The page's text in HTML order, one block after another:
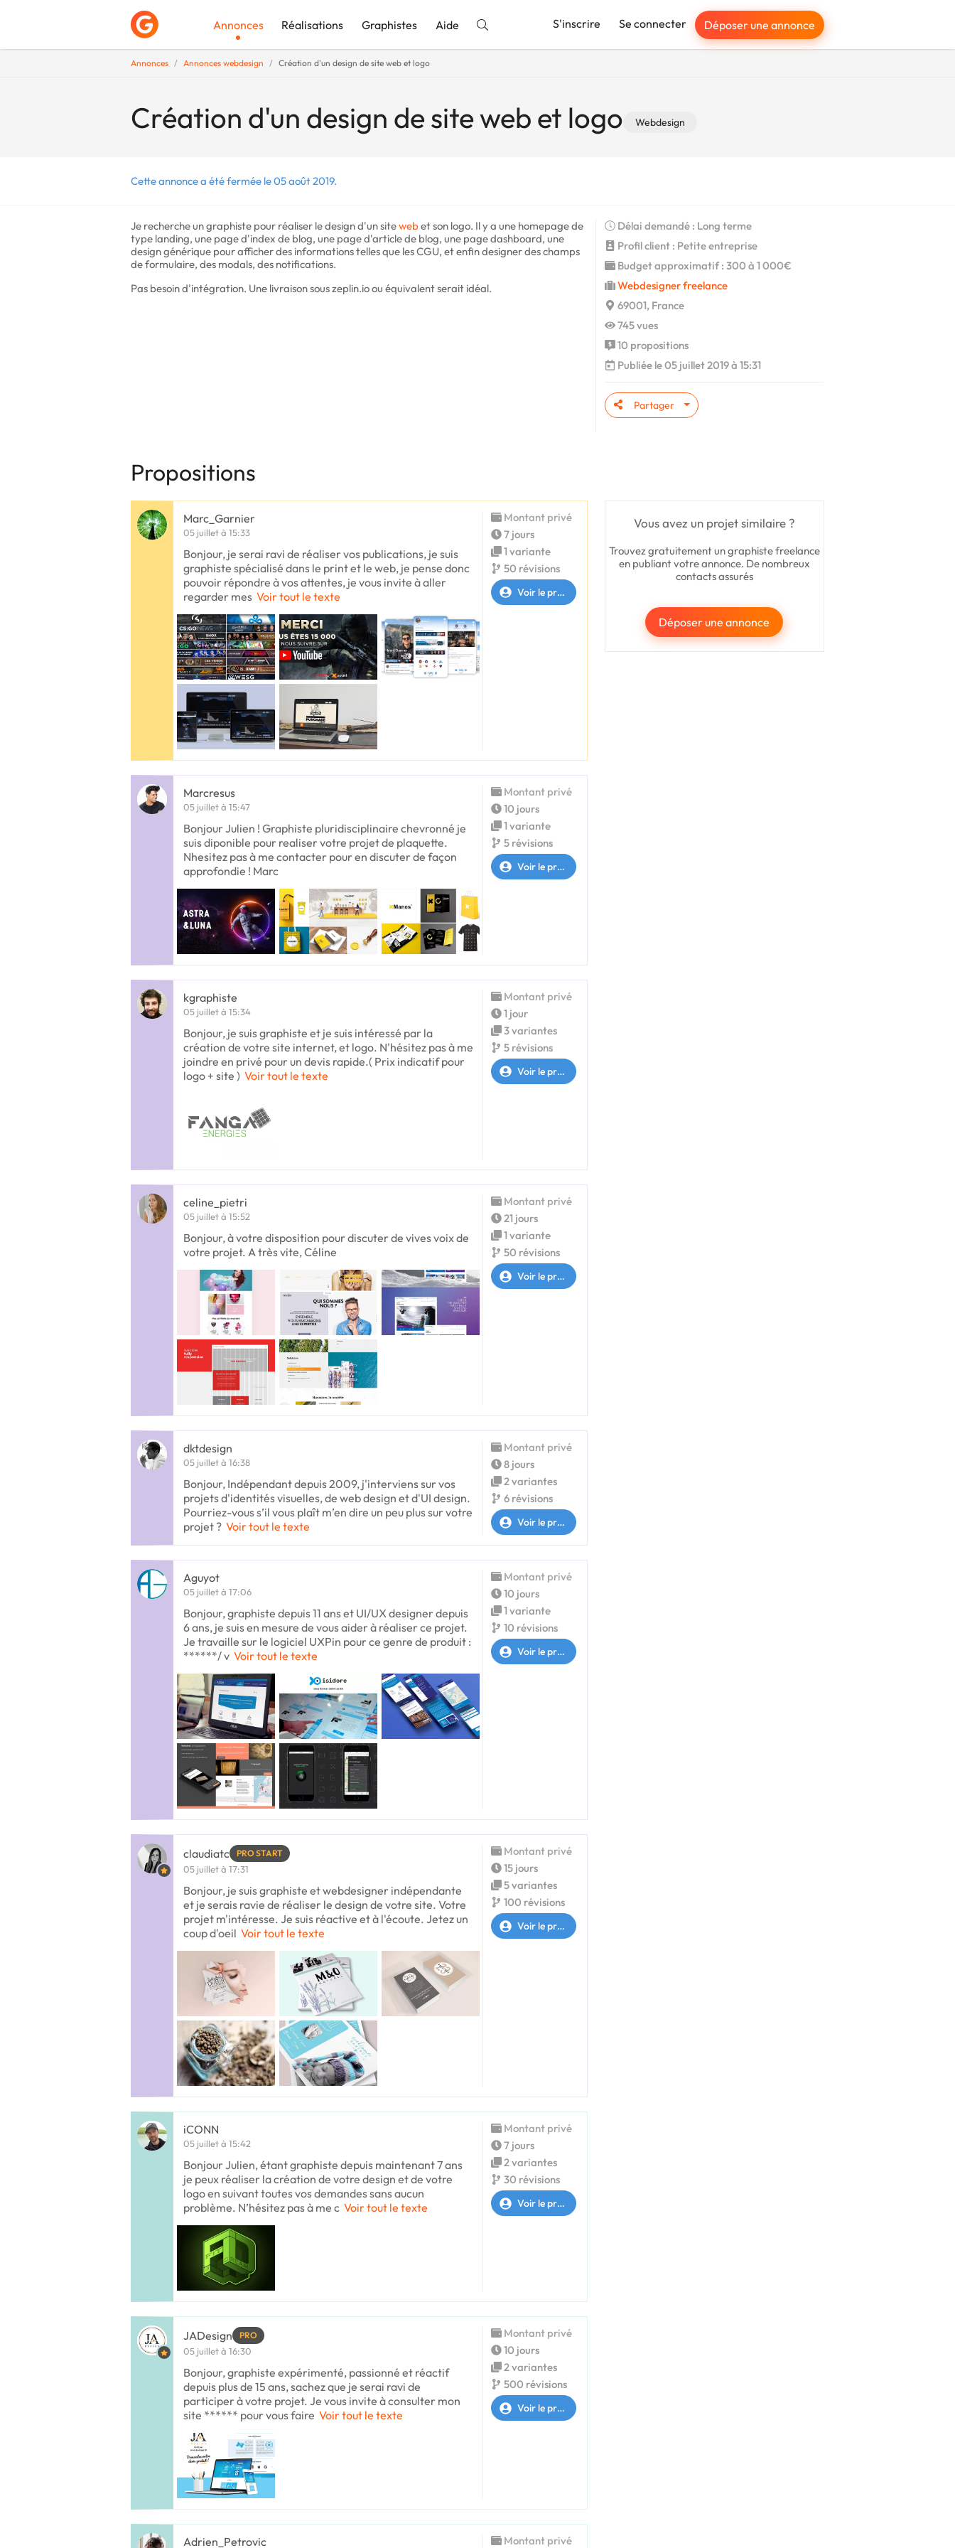
Annonces Réalisations Graphistes Aide S'inscrire Se connecter Déposer une annonce
Annonces Annonces webdesign Création d'un design de site web et logo
Création d'un design de site web et logo Webdesign
Cette annonce a été fermée le 05 août 2019.
Je recherche un graphiste pour réaliser le design d'un sitewebet son logo. Il y a une homepage de
type landing, une page d'index de blog, une page d'article de blog, une page dashboard, une
design générique pour afficher des informations telles que les CGU, et enfin designer des champs
de formulaire, des modals, des notifications.
Pas besoin d'intégration. Une livraison sous zeplin.io ou équivalent serait idéal.
Délai demandé : Long terme
Profil client : Petite entreprise
Budget approximatif : 300 à 1 000€
Webdesigner freelance
69001, France
745 vues
10 propositions
Publiée le 05 juillet 2019 à 15:31
Partager
Propositions
Vous avez un projet similaire ?
Trouvez gratuitement un graphiste freelance
en publiant votre annonce. De nombreux
contacts assurés
Déposer une annonce
Marc_Garnier
05 juillet à 15:33
Bonjour, je serai ravi de réaliser vos publications, je suis
graphiste spécialisé dans le print et le web, je pense donc
pouvoir répondre à vos attentes, je vous invite à aller
regarder mes Voir tout le texte
Montant privé
7 jours
1 variante
50 révisions
Voir le profil
Marcresus
05 juillet à 15:47
Bonjour Julien ! Graphiste pluridisciplinaire chevronné je
suis diponible pour realiser votre projet de plaquette.
Nhesitez pas à me contacter pour en discuter de façon
approfondie ! Marc
Montant privé
10 jours
1 variante
5 révisions
Voir le profil
kgraphiste
05 juillet à 15:34
Bonjour, je suis graphiste et je suis intéressé par la
création de votre site internet, et logo. N'hésitez pas à me
joindre en privé pour un devis rapide.( Prix indicatif pour
logo + site ) Voir tout le texte
Montant privé
1 jour
3 variantes
5 révisions
Voir le profil
celine_pietri
05 juillet à 15:52
Bonjour, à votre disposition pour discuter de vives voix de
votre projet. A très vite, Céline
Montant privé
21 jours
1 variante
50 révisions
Voir le profil
dktdesign
05 juillet à 16:38
Bonjour, Indépendant depuis 2009, j'interviens sur vos
projets d'identités visuelles, de web design et d'UI design.
Pourriez-vous s’il vous plaît m’en dire un peu plus sur votre
projet ? Voir tout le texte
Montant privé
8 jours
2 variantes
6 révisions
Voir le profil
Aguyot
05 juillet à 17:06
Bonjour, graphiste depuis 11 ans et UI/UX designer depuis
6 ans, je suis en mesure de vous aider à réaliser ce projet.
Je travaille sur le logiciel UXPin pour ce genre de produit :
******/ v Voir tout le texte
Montant privé
10 jours
1 variante
10 révisions
Voir le profil
claudiatc PRO START
05 juillet à 17:31
Bonjour, je suis graphiste et webdesigner indépendante
et je serais ravie de réaliser le design de votre site. Votre
projet m'intéresse. Je suis réactive et à l'écoute. Jetez un
coup d'oeil Voir tout le texte
Montant privé
15 jours
5 variantes
100 révisions
Voir le profil
iCONN
05 juillet à 15:42
Bonjour Julien, étant graphiste depuis maintenant 7 ans
je peux réaliser la création de votre design et de votre
logo en suivant toutes vos demandes sans aucun
problème. N’hésitez pas à me c Voir tout le texte
Montant privé
7 jours
2 variantes
30 révisions
Voir le profil
JADesign PRO
05 juillet à 16:30
Bonjour, graphiste expérimenté, passionné et réactif
depuis plus de 15 ans, sachez que je serai ravi de
participer à votre projet. Je vous invite à consulter mon
site ****** pour vous faire Voir tout le texte
Montant privé
10 jours
2 variantes
500 révisions
Voir le profil
Adrien_Petrovic Montant privé